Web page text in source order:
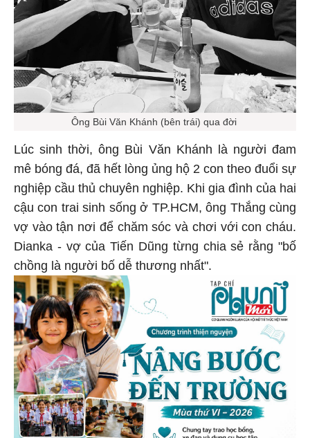
Ông Bùi Văn Khánh (bên trái) qua đời
Lúc sinh thời, ông Bùi Văn Khánh là người đam
mê bóng đá, đã hết lòng ủng hộ 2 con theo đuổi sự
nghiệp cầu thủ chuyên nghiệp. Khi gia đình của hai
cậu con trai sinh sống ở TP.HCM, ông Thắng cùng
vợ vào tận nơi để chăm sóc và chơi với con cháu.
Dianka - vợ của Tiến Dũng từng chia sẻ rằng "bố
chồng là người bố dễ thương nhất".